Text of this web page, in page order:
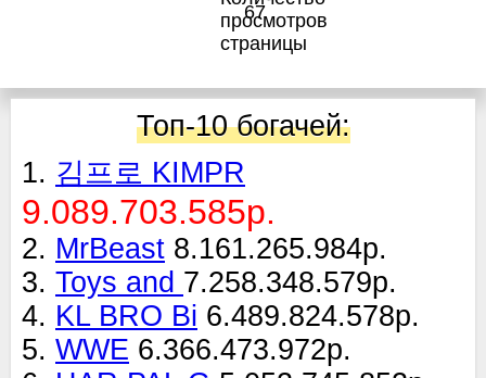
67
Топ-10 богачей:
1. 김프로 KIMPR
9.089.703.585р.
2. MrBeast 8.161.265.984р.
3. Toys and 7.258.348.579р.
4. KL BRO Bi 6.489.824.578р.
5. WWE 6.366.473.972р.